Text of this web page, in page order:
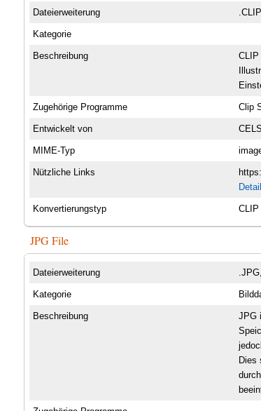
Dateierweiterung .CLIP
Kategorie
Beschreibung
Zugehörige Programme Clip
Entwickelt von
MIME-Typ
Nützliche Links
Konvertierungstyp
JPG File
Dateierweiterung
Kategorie
Beschreibung
JPG
Dies